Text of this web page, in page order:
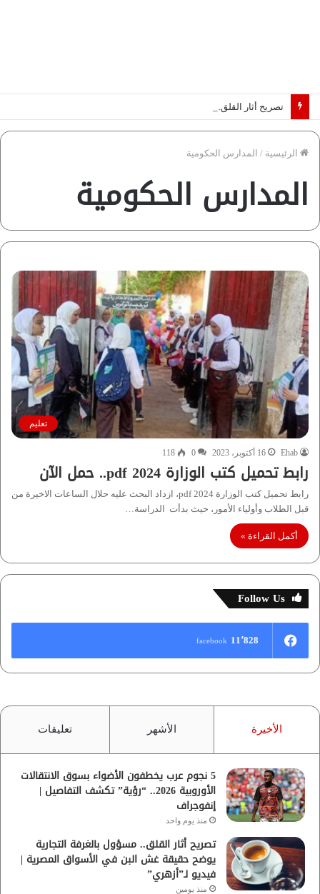
الرئيسية / المدارس الحكومية
المدارس الحكومية
تعليم
Ehab 16 أكتوبر، 2023 0
118
رابط تحميل كتب الوزارة 2024 pdf.. حمل الآن
رابط تحميل كتب الوزارة 2024 pdf، ازداد البحث عليه حلال الساعات الاخيرة من
قبل الطلاب وأولياء الأمور، حيث بدأت الدراسة…
أكمل القراءة »
Follow Us
11٬828 facebook
الأخيرة الأشهر تعليقات
5 نجوم عرب يخطفون الأضواء بسوق الانتقالات
الأوروبية 2026.. “رؤية” تكشف التفاصيل |
إنفوجراف
منذ يوم واحد
تصريح أثار القلق.. مسؤول بالغرفة التجارية
يوضح حقيقة غش البن في الأسواق المصرية |
فيديو لـ”أزهري”
منذ يومين